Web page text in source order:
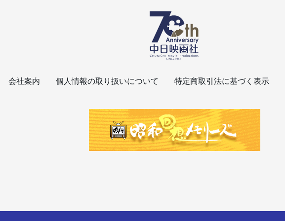
会社案内 個人情報の取り扱いについて 特定商取引法に基づく表示